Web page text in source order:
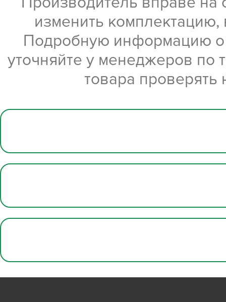
изменить комплектацию,
Подробную информацию о
уточняйте у менеджеров по
товара